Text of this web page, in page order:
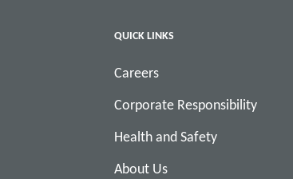
QUICK LINKS
Careers
Corporate Responsibility
Health and Safety
About Us